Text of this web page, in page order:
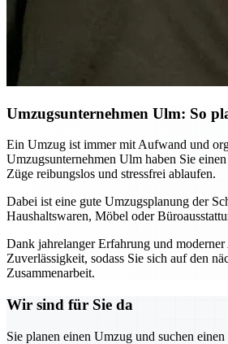
Umzugsunternehmen Ulm: So
Ein Umzug ist immer mit Aufwand und
Umzugsunternehmen Ulm haben Sie
Züge reibungslos und stressfrei ablaufen.
Dabei ist eine gute Umzugsplanung der
Haushaltswaren, Möbel oder
Dank jahrelanger Erfahrung und
Zuverlässigkeit, sodass Sie sich auf den
Zusammenarbeit.
Wir sind für Sie da
Sie planen einen Umzug und suchen